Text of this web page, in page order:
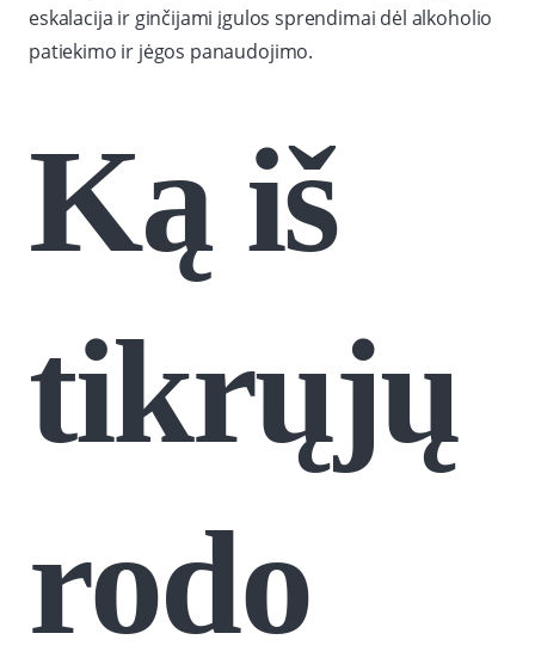
eskalacija ir ginčijami įgulos sprendimai dėl alkoholio
patiekimo ir jėgos panaudojimo.
Ką iš
tikrųjų
rodo